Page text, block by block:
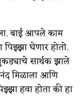
बाई आपले काम
घेणार होतो.
सार्थक झाले
मिळाला आणि
हवा होता की हा